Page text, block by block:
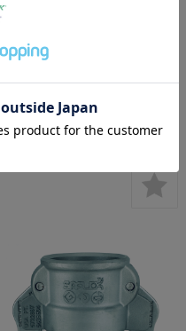
リプロピレン MAX-C-PP
在庫を確認する